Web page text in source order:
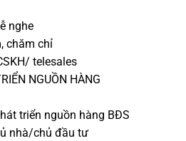
nghe
chăm chỉ
telesales
NGUỒN HÀNG
triển nguồn hàng BĐS
nhà/chủ đầu tư